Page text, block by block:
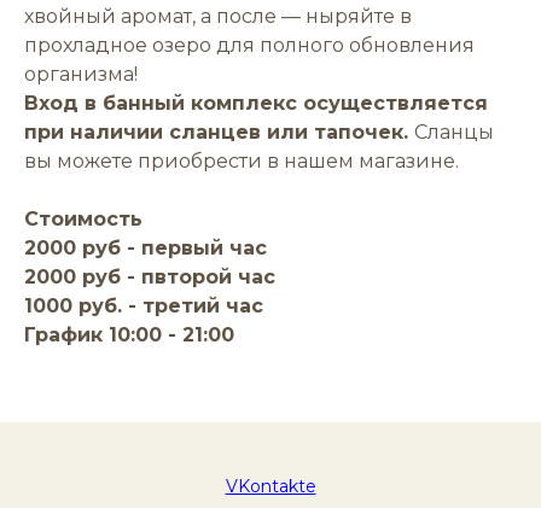
хвойный аромат, а после — ныряйте в
прохладное озеро для полного обновления
организма!
Вход в банный комплекс осуществляется
при наличии сланцев или тапочек. Сланцы
вы можете приобрести в нашем магазине.
Стоимость
2000 руб - первый час
2000 руб - пвторой час
1000 руб. - третий час
График 10:00 - 21:00
VKontakte